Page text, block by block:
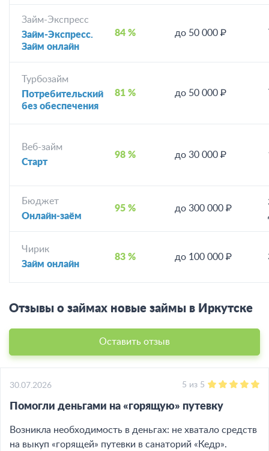
Займ-Экспресс
Займ-Экспресс.
Займ онлайн
84 % до 50 000 ₽
Турбозайм
Потребительский
без обеспечения
81 % до 50 000 ₽
Веб-займ
Старт
98 % до 30 000 ₽
Бюджет
Онлайн-заём
95 % до 300 000 ₽
Чирик
Займ онлайн
83 % до 100 000 ₽
Отзывы о займах новые займы в Иркутске
Оставить отзыв
30.07.2026 5 из 5
Помогли деньгами на «горящую» путевку
Возникла необходимость в деньгах: не хватало средств
на выкуп «горящей» путевки в санаторий «Кедр».